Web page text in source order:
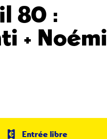
80 :
+
Entrée libre